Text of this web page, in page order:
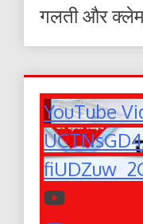
गलती और
YouTube